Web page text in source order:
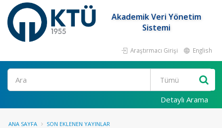
Akademik Veri Yönetim
Sistemi
Araştırmacı Girişi English
Ara
Detaylı Arama
ANA SAYFA SON EKLENEN YAYINLAR